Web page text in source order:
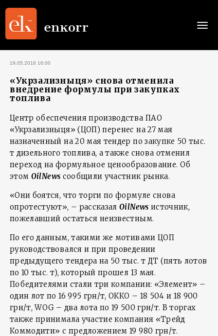
19.05.2016 16:00
«Укрзализныця» снова отменила
внедрение формулы при закупках
топлива
Центр обеспечения производства ПАО
«Укрзализныця» (ЦОП) перенес на 27 мая
назначенный на 20 мая тендер по закупке 50 тыс.
т дизельного топлива, а также снова отменил
переход на формульное ценообразование. Об
этом OilNews сообщили участник рынка.
«Они боятся, что торги по формуле снова
опротестуют», – рассказалOilNews источник,
пожелавший остаться неизвестным.
По его данным, такими же мотивами ЦОП
руководствовался и при проведении
предыдущего тендера на 50 тыс. т ДТ (пять лотов
по 10 тыс. т), который прошел 13 мая.
Победителями стали три компании: «Элемент» –
один лот по 16 995 грн/т, ОККО – 18 504 и 18 900
грн/т, WOG – два лота по 19 500 грн/т. В торгах
также принимала участие компания «Трейд
Коммодити» с предложением 19 980 грн/т.